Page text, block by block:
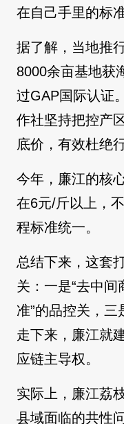
在自己手里的标
据了解，当地推
8000余亩基地获
过GAP国际认证
作社坚持把控产
底价，有效杜绝
今年，廉江的核
在6元/斤以上，
程标准统一。
总结下来，这套
关：一是“去中间
准”的品控关，三
走下来，廉江就
应链主导权。
实际上，廉江荔
县域面临的共性